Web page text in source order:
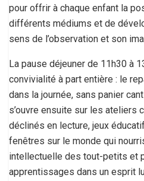
pour offrir à chaque enfant la
différents médiums et de
sens de l’observation et son
La pause déjeuner de 11h30 à
convivialité à part entière : le
dans la journée, sans panier
s’ouvre ensuite sur les ateliers
déclinés en lecture, jeux
fenêtres sur le monde qui
intellectuelle des tout-petits et
apprentissages dans un esprit